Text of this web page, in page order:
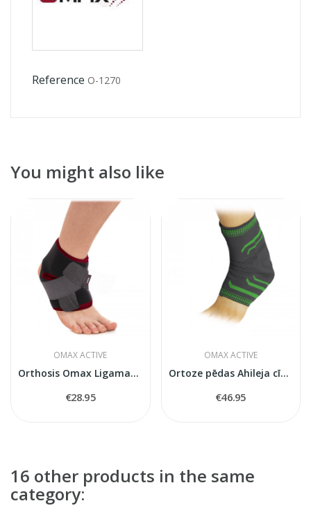
Reference O-1270
You might also like
OMAX ACTIVE
Orthosis Omax Ligamax Ankle O-1120
€28.95
OMAX ACTIVE
Ortoze pēdas Ahileja cīpslas atslogošanai Omax...
€46.95
16 other products in the same
category: